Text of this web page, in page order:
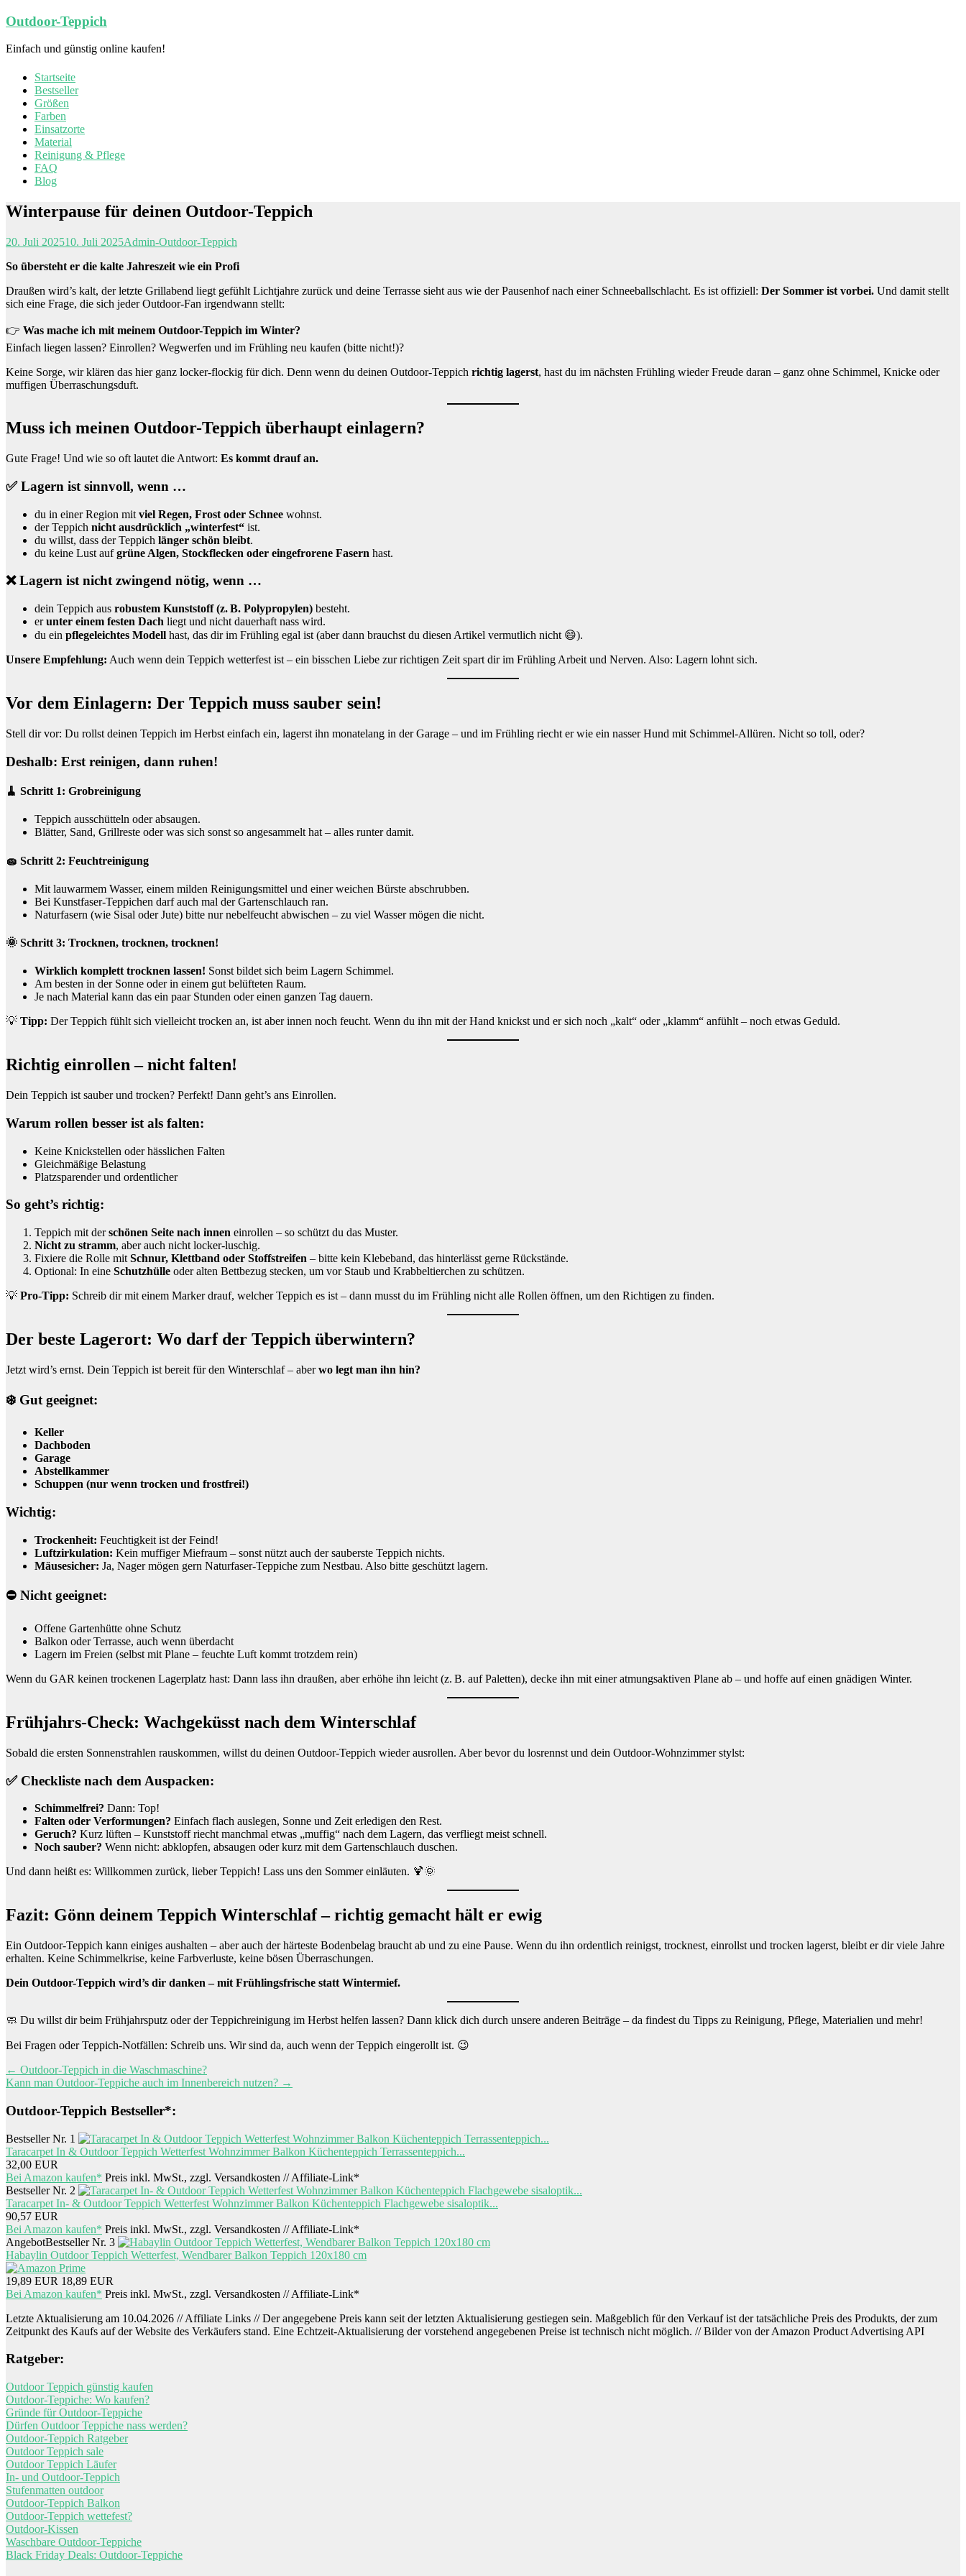
Zum
springen
Outdoor-Teppich
Einfach und günstig online kaufen!
Startseite
Bestseller
Größen
Farben
Einsatzorte
Material
Reinigung & Pflege
FAQ
Blog
Winterpause für deinen Outdoor-Teppich
20. Juli 202510. Juli 2025Admin-Outdoor-Teppich
So übersteht er die kalte Jahreszeit wie ein Profi
Draußen wird’s kalt, der letzte Grillabend liegt gefühlt Lichtjahre zurück und deine Terrasse sieht aus wie der Pausenhof nach einer Schneeballschlacht. Es ist offiziell: Der Sommer ist vorbei. Und damit stellt
sich eine Frage, die sich jeder Outdoor-Fan irgendwann stellt:
👉 Was mache ich mit meinem Outdoor-Teppich im Winter?
Einfach liegen lassen? Einrollen? Wegwerfen und im Frühling neu kaufen (bitte nicht!)?
Keine Sorge, wir klären das hier ganz locker-flockig für dich. Denn wenn du deinen Outdoor-Teppich richtig lagerst, hast du im nächsten Frühling wieder Freude daran – ganz ohne Schimmel, Knicke oder
muffigen Überraschungsduft.
Muss ich meinen Outdoor-Teppich überhaupt einlagern?
Gute Frage! Und wie so oft lautet die Antwort: Es kommt drauf an.
✅ Lagern ist sinnvoll, wenn …
du in einer Region mit viel Regen, Frost oder Schnee wohnst.
der Teppich nicht ausdrücklich „winterfest“ ist.
du willst, dass der Teppich länger schön bleibt.
du keine Lust aufgrüne Algen, Stockflecken oder eingefrorene Fasern hast.
❌ Lagern ist nicht zwingend nötig, wenn …
dein Teppich aus robustem Kunststoff (z. B. Polypropylen) besteht.
erunter einem festen Dach liegt und nicht dauerhaft nass wird.
du ein pflegeleichtes Modell hast, das dir im Frühling egal ist (aber dann brauchst du diesen Artikel vermutlich nicht 😄).
Unsere Empfehlung: Auch wenn dein Teppich wetterfest ist – ein bisschen Liebe zur richtigen Zeit spart dir im Frühling Arbeit und Nerven. Also: Lagern lohnt sich.
Vor dem Einlagern: Der Teppich muss sauber sein!
Stell dir vor: Du rollst deinen Teppich im Herbst einfach ein, lagerst ihn monatelang in der Garage – und im Frühling riecht er wie ein nasser Hund mit Schimmel-Allüren. Nicht so toll, oder?
Deshalb: Erst reinigen, dann ruhen!
🧹 Schritt 1: Grobreinigung
Teppich ausschütteln oder absaugen.
Blätter, Sand, Grillreste oder was sich sonst so angesammelt hat – alles runter damit.
🧽 Schritt 2: Feuchtreinigung
Mit lauwarmem Wasser, einem milden Reinigungsmittel und einer weichen Bürste abschrubben.
Bei Kunstfaser-Teppichen darf auch mal der Gartenschlauch ran.
Naturfasern (wie Sisal oder Jute) bitte nur nebelfeucht abwischen – zu viel Wasser mögen die nicht.
🌞 Schritt 3: Trocknen, trocknen, trocknen!
Wirklich komplett trocknen lassen! Sonst bildet sich beim Lagern Schimmel.
Am besten in der Sonne oder in einem gut belüfteten Raum.
Je nach Material kann das ein paar Stunden oder einen ganzen Tag dauern.
💡 Tipp: Der Teppich fühlt sich vielleicht trocken an, ist aber innen noch feucht. Wenn du ihn mit der Hand knickst und er sich noch „kalt“ oder „klamm“ anfühlt – noch etwas Geduld.
Richtig einrollen – nicht falten!
Dein Teppich ist sauber und trocken? Perfekt! Dann geht’s ans Einrollen.
Warum rollen besser ist als falten:
Keine Knickstellen oder hässlichen Falten
Gleichmäßige Belastung
Platzsparender und ordentlicher
So geht’s richtig:
Teppich mit derschönen Seite nach innen einrollen – so schützt du das Muster.
Nicht zu stramm, aber auch nicht locker-luschig.
Fixiere die Rolle mit Schnur, Klettband oder Stoffstreifen – bitte kein Klebeband, das hinterlässt gerne Rückstände.
Optional: In eine Schutzhülle oder alten Bettbezug stecken, um vor Staub und Krabbeltierchen zu schützen.
💡 Pro-Tipp: Schreib dir mit einem Marker drauf, welcher Teppich es ist – dann musst du im Frühling nicht alle Rollen öffnen, um den Richtigen zu finden.
Der beste Lagerort: Wo darf der Teppich überwintern?
Jetzt wird’s ernst. Dein Teppich ist bereit für den Winterschlaf – aberwo legt man ihn hin?
❄️ Gut geeignet:
Keller
Dachboden
Garage
Abstellkammer
Schuppen (nur wenn trocken und frostfrei!)
Wichtig:
Trockenheit: Feuchtigkeit ist der Feind!
Luftzirkulation: Kein muffiger Miefraum – sonst nützt auch der sauberste Teppich nichts.
Mäusesicher: Ja, Nager mögen gern Naturfaser-Teppiche zum Nestbau. Also bitte geschützt lagern.
⛔️ Nicht geeignet:
Offene Gartenhütte ohne Schutz
Balkon oder Terrasse, auch wenn überdacht
Lagern im Freien (selbst mit Plane – feuchte Luft kommt trotzdem rein)
Wenn du GAR keinen trockenen Lagerplatz hast: Dann lass ihn draußen, aber erhöhe ihn leicht (z. B. auf Paletten), decke ihn mit einer atmungsaktiven Plane ab – und hoffe auf einen gnädigen Winter.
Frühjahrs-Check: Wachgeküsst nach dem Winterschlaf
Sobald die ersten Sonnenstrahlen rauskommen, willst du deinen Outdoor-Teppich wieder ausrollen. Aber bevor du losrennst und dein Outdoor-Wohnzimmer stylst:
✅ Checkliste nach dem Auspacken:
Schimmelfrei? Dann: Top!
Falten oder Verformungen? Einfach flach auslegen, Sonne und Zeit erledigen den Rest.
Geruch? Kurz lüften – Kunststoff riecht manchmal etwas „muffig“ nach dem Lagern, das verfliegt meist schnell.
Noch sauber? Wenn nicht: abklopfen, absaugen oder kurz mit dem Gartenschlauch duschen.
Und dann heißt es: Willkommen zurück, lieber Teppich! Lass uns den Sommer einläuten. 🍹🌞
Fazit: Gönn deinem Teppich Winterschlaf – richtig gemacht hält er ewig
Ein Outdoor-Teppich kann einiges aushalten – aber auch der härteste Bodenbelag braucht ab und zu eine Pause. Wenn du ihn ordentlich reinigst, trocknest, einrollst und trocken lagerst, bleibt er dir viele Jahre
erhalten. Keine Schimmelkrise, keine Farbverluste, keine bösen Überraschungen.
Dein Outdoor-Teppich wird’s dir danken – mit Frühlingsfrische statt Wintermief.
🧼 Du willst dir beim Frühjahrsputz oder der Teppichreinigung im Herbst helfen lassen? Dann klick dich durch unsere anderen Beiträge – da findest du Tipps zu Reinigung, Pflege, Materialien und mehr!
Bei Fragen oder Teppich-Notfällen: Schreib uns. Wir sind da, auch wenn der Teppich eingerollt ist. 😉
Beitragsnavigation
← Outdoor-Teppich in die Waschmaschine?
Kann man Outdoor-Teppiche auch im Innenbereich nutzen? →
Outdoor-Teppich Bestseller*:
Bestseller Nr. 1
Taracarpet In & Outdoor Teppich Wetterfest Wohnzimmer Balkon Küchenteppich Terrassenteppich...
32,00 EUR
Bei Amazon kaufen* Preis inkl. MwSt., zzgl. Versandkosten // Affiliate-Link*
Bestseller Nr. 2
Taracarpet In- & Outdoor Teppich Wetterfest Wohnzimmer Balkon Küchenteppich Flachgewebe sisaloptik...
90,57 EUR
Bei Amazon kaufen* Preis inkl. MwSt., zzgl. Versandkosten // Affiliate-Link*
AngebotBestseller Nr. 3
Habaylin Outdoor Teppich Wetterfest, Wendbarer Balkon Teppich 120x180 cm
19,89 EUR 18,89 EUR
Bei Amazon kaufen* Preis inkl. MwSt., zzgl. Versandkosten // Affiliate-Link*
Letzte Aktualisierung am 10.04.2026 // Affiliate Links // Der angegebene Preis kann seit der letzten Aktualisierung gestiegen sein. Maßgeblich für den Verkauf ist der tatsächliche Preis des Produkts, der zum
Zeitpunkt des Kaufs auf der Website des Verkäufers stand. Eine Echtzeit-Aktualisierung der vorstehend angegebenen Preise ist technisch nicht möglich. // Bilder von der Amazon Product Advertising API
Ratgeber:
Outdoor Teppich günstig kaufen
Outdoor-Teppiche: Wo kaufen?
Gründe für Outdoor-Teppiche
Dürfen Outdoor Teppiche nass werden?
Outdoor-Teppich Ratgeber
Outdoor Teppich sale
Outdoor Teppich Läufer
In- und Outdoor-Teppich
Stufenmatten outdoor
Outdoor-Teppich Balkon
Outdoor-Teppich wettefest?
Outdoor-Kissen
Waschbare Outdoor-Teppiche
Black Friday Deals: Outdoor-Teppiche